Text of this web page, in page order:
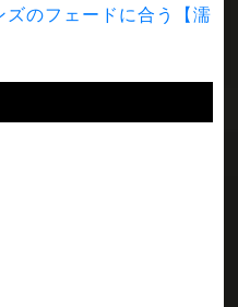
のフェードに合う【濡